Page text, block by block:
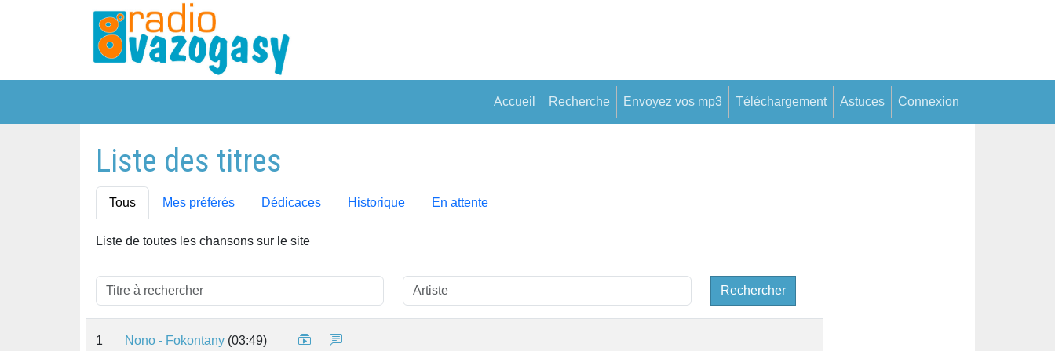
Accueil Recherche Envoyez vos mp3 Téléchargement Astuces Connexion
Liste des titres
Tous Mes préférés Dédicaces Historique En attente
Liste de toutes les chansons sur le site
Rechercher
1 Nono - Fokontany (03:49)